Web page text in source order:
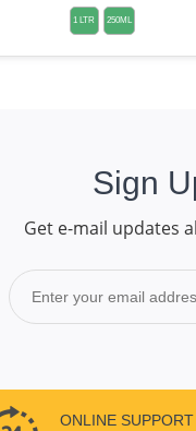
1 LTR 250ML
Sign
Get e-mail updates
ONLINE